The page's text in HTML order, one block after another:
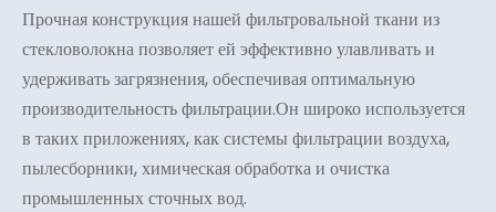
Прочная конструкция нашей фильтровальной ткани из
стекловолокна позволяет ей эффективно улавливать и
удерживать загрязнения, обеспечивая оптимальную
производительность фильтрации.Он широко используется
в таких приложениях, как системы фильтрации воздуха,
пылесборники, химическая обработка и очистка
промышленных сточных вод.